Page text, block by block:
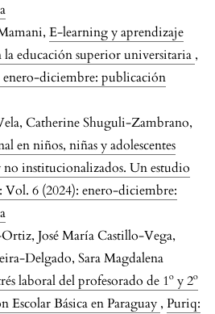
E-learning y aprendizaje
la educación superior universitaria ,
diciembre: publicación
Catherine Shuguli-Zambrano,
en niños, niñas y adolescentes
institucionalizados. Un estudio
Vol. 6 (2024): enero-diciembre:
José María Castillo-Vega,
Delgado, Sara Magdalena
laboral del profesorado de 1º y 2º
Escolar Básica en Paraguay , Puriq: